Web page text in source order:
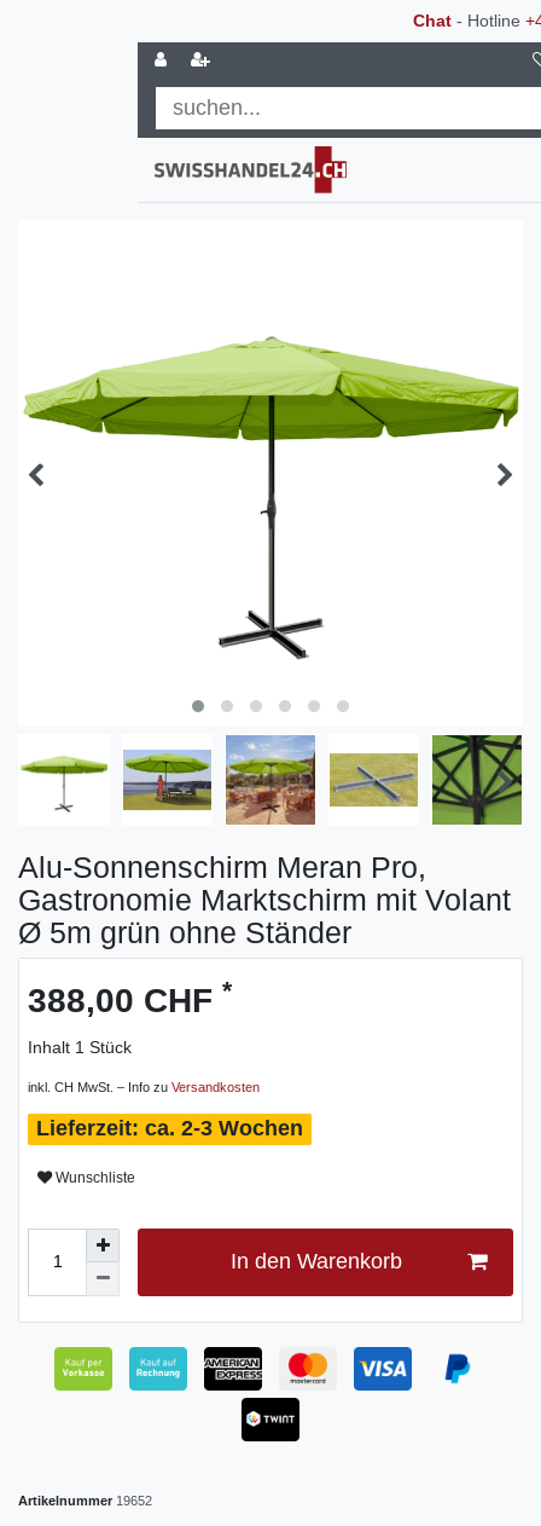
Chat- Hotline
Alu-Sonnenschirm Meran Pro,
Gastronomie Marktschirm mit Volant
Ø 5m grün ohne Ständer
388,00 CHF *
Inhalt 1 Stück
inkl. CH MwSt. – Info zu Versandkosten
ca. 2-3 Wochen
Wunschliste
In den Warenkorb
Artikelnummer 19652